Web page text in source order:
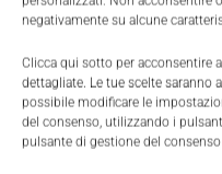
negativamente su alcune
Clicca qui sotto per acconsentire
dettagliate. Le tue scelte saranno
possibile modificare le
del consenso, utilizzando i
pulsante di gestione del